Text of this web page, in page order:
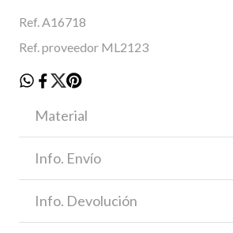
Ref. A16718
Ref. proveedor ML2123
Material
Info. Envío
Info. Devolución